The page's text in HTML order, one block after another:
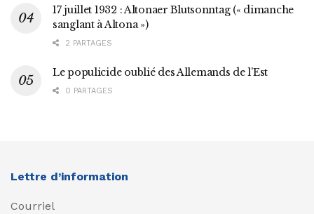
17 juillet 1932 : Altonaer Blutsonntag (« dimanche
sanglant à Altona »)
2 PARTAGES
Le populicide oublié des Allemands de l’Est
0 PARTAGES
Lettre d’information
Courriel